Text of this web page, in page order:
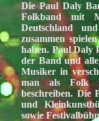
Die Paul Daly
Folkband mit
Deutschland
zusammen
haben. Paul Daly
der Band und
Musiker in
man als Folk
beschreiben. Die
und
sowie